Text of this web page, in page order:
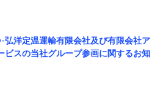
弘洋定温運輸有限会社及び有限会社ア
ビスの当社グループ参画に関するお知